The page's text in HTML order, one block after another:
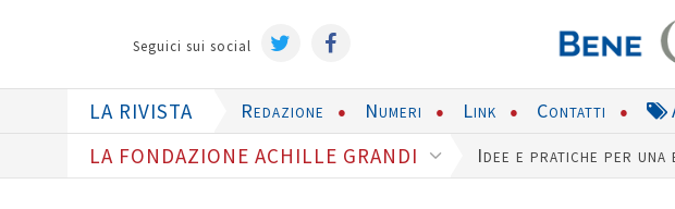
Seguici sui social
LA RIVISTA Redazione Numeri Link Contatti
LA FONDAZIONE ACHILLE GRANDI Idee e pratiche per